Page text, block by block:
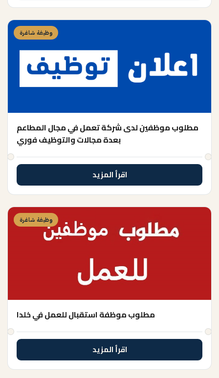
وظيفة شاغرة
مطلوب موظفين لدى شركة تعمل في مجال المطاعم
بعدة مجالات والتوظيف فوري
اقرأ المزيد
وظيفة شاغرة
مطلوب موظفة استقبال للعمل في خلدا
اقرأ المزيد